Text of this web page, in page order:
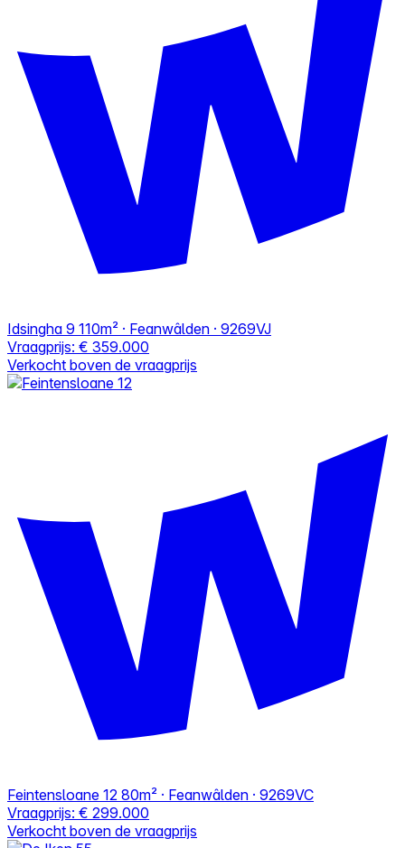
Idsingha 9 110m² · Feanwâlden · 9269VJ
Vraagprijs: € 359.000
Verkocht boven de vraagprijs
Feintensloane 12 80m² · Feanwâlden · 9269VC
Vraagprijs: € 299.000
Verkocht boven de vraagprijs